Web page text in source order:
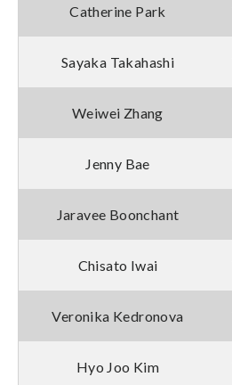
Catherine Park
Sayaka Takahashi
Weiwei Zhang
Jenny Bae
Jaravee Boonchant
Chisato Iwai
Veronika Kedronova
Hyo Joo Kim